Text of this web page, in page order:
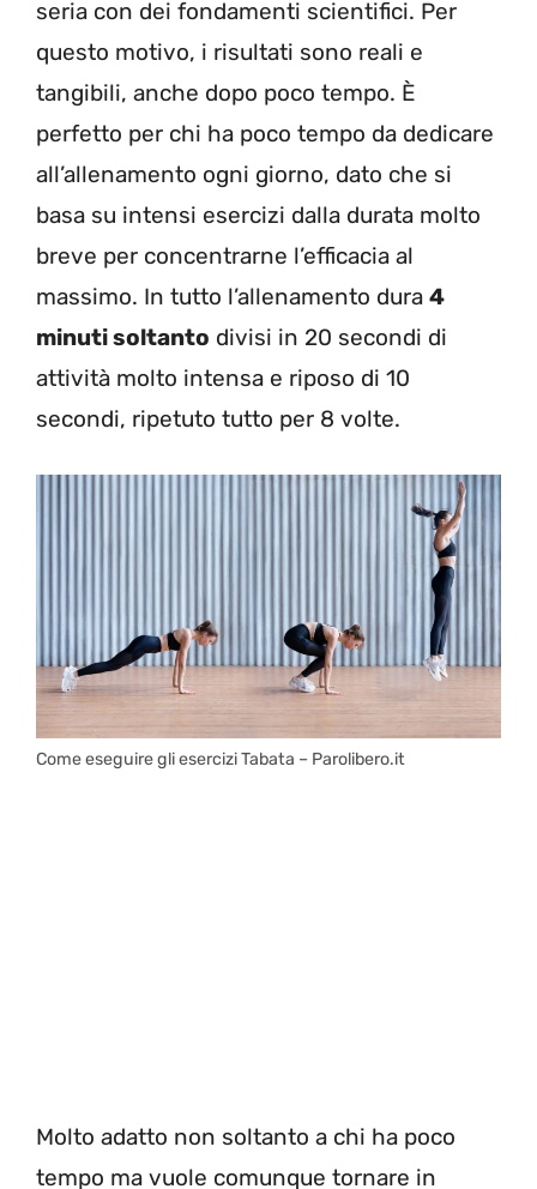
seria con dei fondamenti scientifici. Per
questo motivo, i risultati sono reali e
tangibili, anche dopo poco tempo. È
perfetto per chi ha poco tempo da dedicare
all’allenamento ogni giorno, dato che si
basa su intensi esercizi dalla durata molto
breve per concentrarne l’efficacia al
massimo. In tutto l’allenamento dura 4
minuti soltanto divisi in 20 secondi di
attività molto intensa e riposo di 10
secondi, ripetuto tutto per 8 volte.
Come eseguire gli esercizi Tabata – Parolibero.it
Molto adatto non soltanto a chi ha poco
tempo ma vuole comunque tornare in